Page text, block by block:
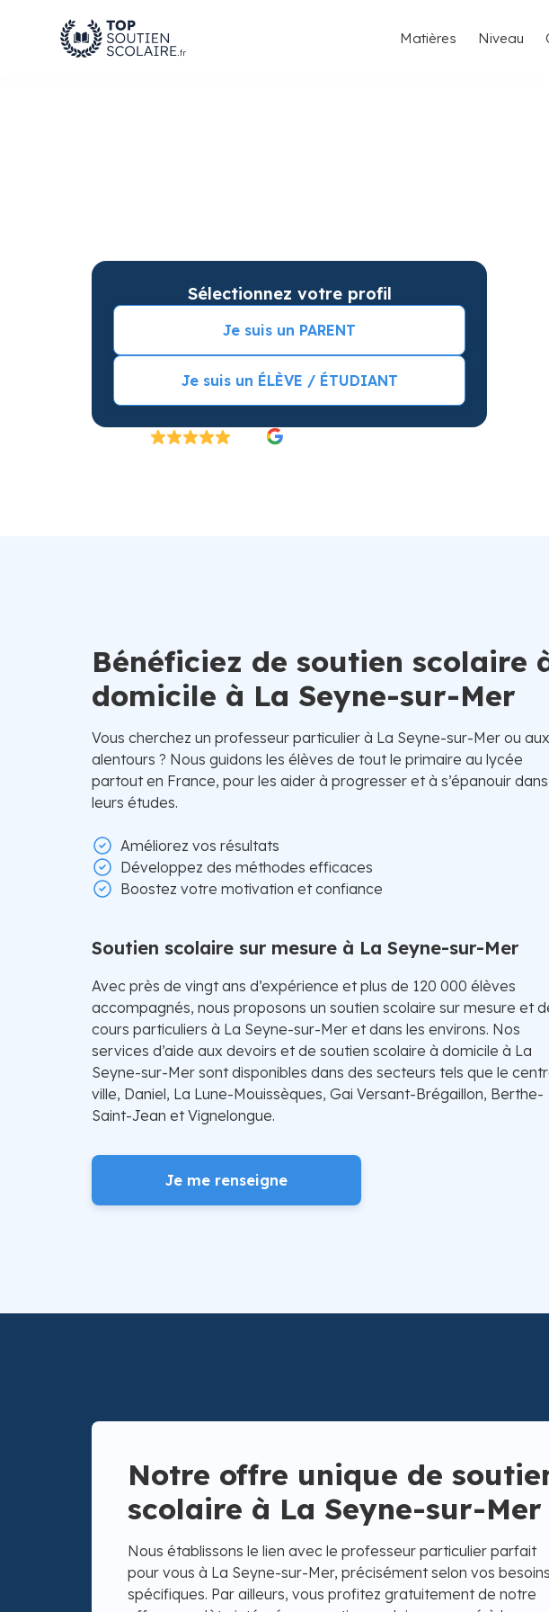
Matières Niveau
Sélectionnez votre profil
Je suis un PARENT
Je suis un ÉLÈVE / ÉTUDIANT
Bénéficiez de soutien scolaire
domicile à La Seyne-sur-Mer
Vous cherchez un professeur particulier à La Seyne-sur-Mer ou aux
alentours ? Nous guidons les élèves de tout le primaire au lycée
partout en France, pour les aider à progresser et à s’épanouir dans
leurs études.
Améliorez vos résultats
Développez des méthodes efficaces
Boostez votre motivation et confiance
Soutien scolaire sur mesure à La Seyne-sur-Mer
Avec près de vingt ans d’expérience et plus de 120 000 élèves
accompagnés, nous proposons un soutien scolaire sur mesure et
cours particuliers à La Seyne-sur-Mer et dans les environs. Nos
services d’aide aux devoirs et de soutien scolaire à domicile à La
Seyne-sur-Mer sont disponibles dans des secteurs tels que le
ville, Daniel, La Lune-Mouissèques, Gai Versant-Brégaillon, Berthe-
Saint-Jean et Vignelongue.
Je me renseigne
Notre offre unique de
scolaire à La Seyne-sur-Mer
Nous établissons le lien avec le professeur particulier parfait
pour vous à La Seyne-sur-Mer, précisément selon vos besoins
spécifiques. Par ailleurs, vous profitez gratuitement de notre